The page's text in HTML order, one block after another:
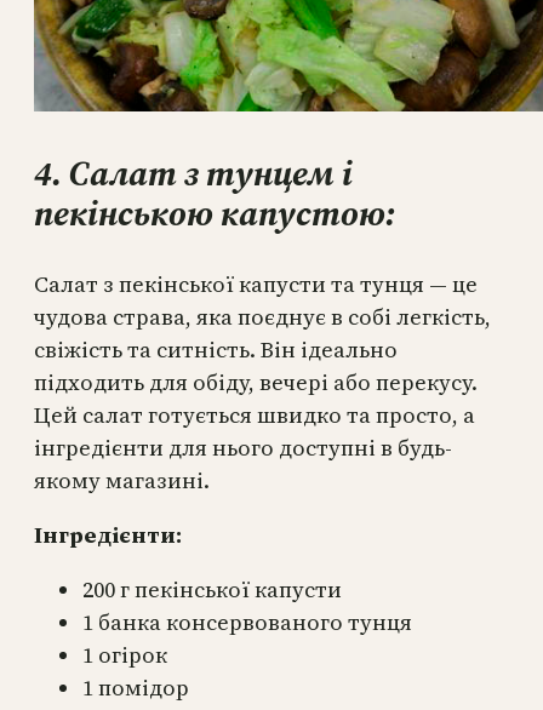
4. Салат з тунцем і
пекінською капустою:
Салат з пекінської капусти та тунця — це
чудова страва, яка поєднує в собі легкість,
свіжість та ситність. Він ідеально
підходить для обіду, вечері або перекусу.
Цей салат готується швидко та просто, а
інгредієнти для нього доступні в будь-
якому магазині.
Інгредієнти:
200 г пекінської капусти
1 банка консервованого тунця
1 огірок
1 помідор